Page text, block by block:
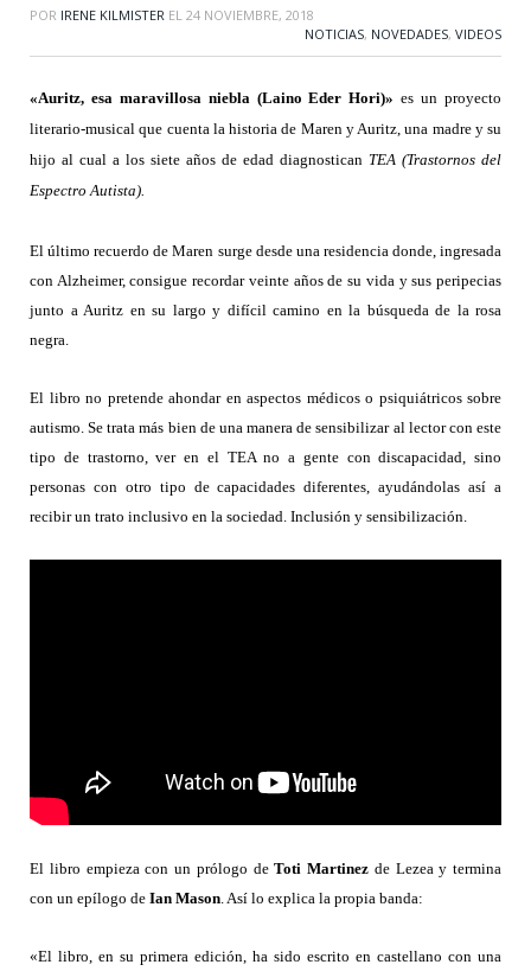
POR IRENE KILMISTER EL 24 NOVIEMBRE, 2018
NOTICIAS, NOVEDADES, VIDEOS
«Auritz, esa maravillosa niebla (Laino Eder Hori)»es un proyecto
literario-musical que cuenta la historia de Maren y Auritz, una madre y su
hijo al cual a los siete años de edad diagnostican TEA (Trastornos del
Espectro Autista).
El último recuerdo de Maren surge desde una residencia donde, ingresada
con Alzheimer, consigue recordar veinte años de su vida y sus peripecias
junto a Auritz en su largo y difícil camino en la búsqueda de la rosa
negra.
El libro no pretende ahondar en aspectos médicos o psiquiátricos sobre
autismo. Se trata más bien de una manera de sensibilizar al lector con este
tipo de trastorno, ver en el TEA no a gente con discapacidad, sino
personas con otro tipo de capacidades diferentes, ayudándolas así a
recibir un trato inclusivo en la sociedad. Inclusión y sensibilización.
El libro empieza con un prólogo deToti Martinez de Lezea y termina
con un epílogo de Ian Mason. Así lo explica la propia banda:
«El libro, en su primera edición, ha sido escrito en castellano con una